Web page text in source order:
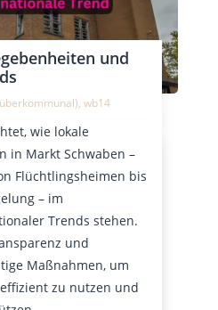
und
, wb14
wie lokale
in Markt Schwaben –
Flüchtlingsheimen bis
– im
Trends stehen.
und
Maßnahmen, um
zu nutzen und